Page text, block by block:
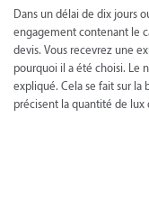
Dans un délai de dix jours
engagement contenant le
devis. Vous recevrez une
pourquoi il a été choisi. Le
expliqué. Cela se fait sur la
précisent la quantité de